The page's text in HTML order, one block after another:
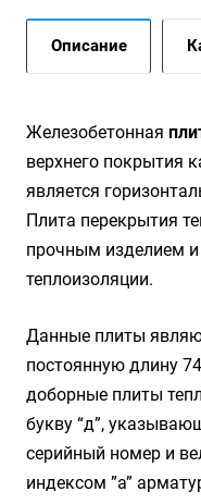
Описание
Железобетонная
верхнего покрытия
является
Плита перекрытия
прочным изделием
теплоизоляции.
Данные плиты
постоянную длину
доборные плиты
букву “д”,
серийный номер и
индексом ”а”